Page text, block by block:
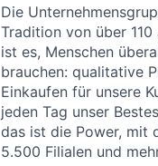
Die
Tradition von über
ist es, Menschen
brauchen: qualitative
Einkaufen für unsere
jeden Tag unser
das ist die Power, mit
5.500 Filialen und